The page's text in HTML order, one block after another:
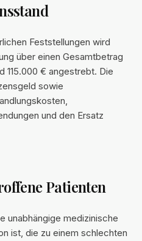
Feststellungen wird
über einen Gesamtbetrag
115.000 € angestrebt. Die
sowie
und den Ersatz
Patienten
unabhängige medizinische
ist, die zu einem schlechten